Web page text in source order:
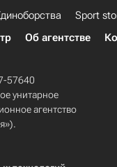
Sport
Об агентстве
57640
унитарное
агентство